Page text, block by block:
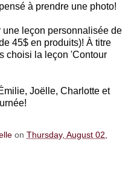
à prendre une photo!
leçon personnalisée de
45$ en produits)! À titre
choisi la leçon 'Contour
Joëlle, Charlotte et
onThursday, August 02,